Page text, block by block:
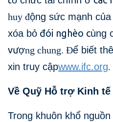
huy động sức mạnh
xóa bỏ đói nghèo cùng
vượng chung. Để biết
xin truy cậpwww.ifc.org.
Về Quỹ Hỗ trợ Kinh tế
Trong khuôn khổ